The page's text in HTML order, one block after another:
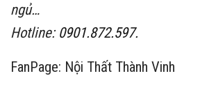
ngủ…
Hotline: 0901.872.597.
FanPage: Nội Thất Thành Vinh